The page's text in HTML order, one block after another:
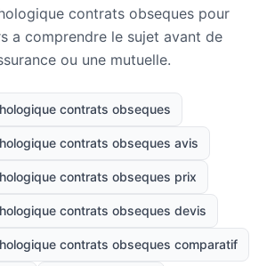
contrats obseques pour
a comprendre le sujet avant de
ou une mutuelle.
contrats obseques
contrats obseques avis
contrats obseques prix
contrats obseques devis
contrats obseques comparatif